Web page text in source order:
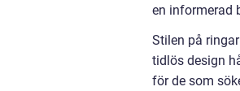
en informerad
Stilen på
tidlös design
för de som